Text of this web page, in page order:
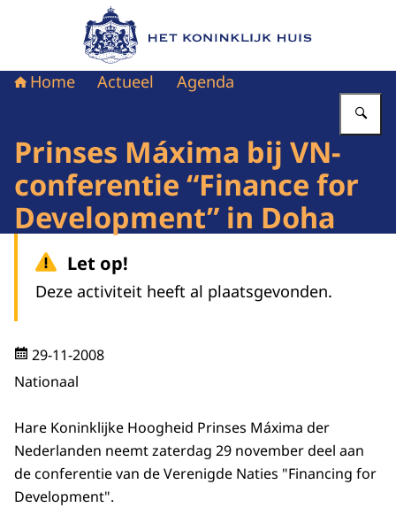
Naar de homepage van Het Koninklijk Huis
Home Actueel Agenda
Prinses Máxima bij VN-
conferentie “Finance for
Development” in Doha
Let op!
Deze activiteit heeft al plaatsgevonden.
29-11-2008
Nationaal
Hare Koninklijke Hoogheid Prinses Máxima der
Nederlanden neemt zaterdag 29 november deel aan
de conferentie van de Verenigde Naties "Financing for
Development".